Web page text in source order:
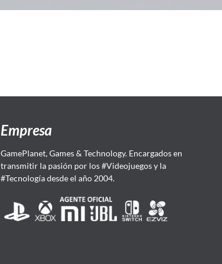
Empresa
GamePlanet, Games & Technology. Encargados en
transmitir la pasión por los #Videojuegos y la
#Tecnología desde el año 2004.